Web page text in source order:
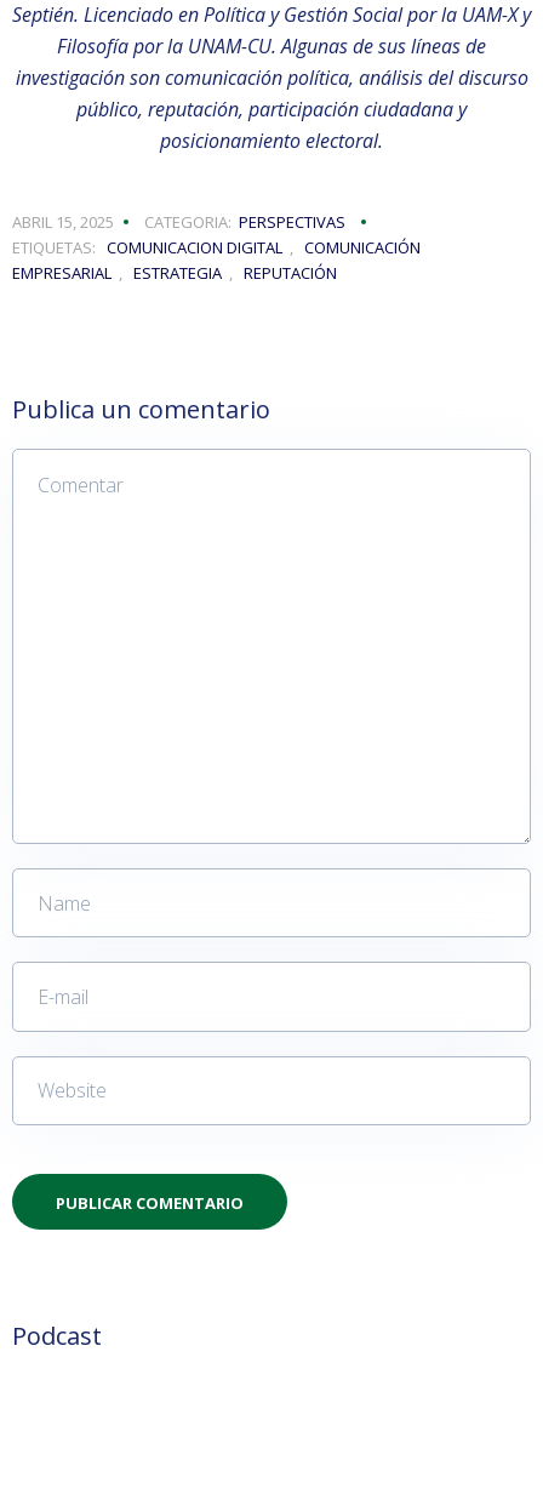
Septién. Licenciado en Política y Gestión Social por la UAM-X y
Filosofía por la UNAM-CU. Algunas de sus líneas de
investigación son comunicación política, análisis del discurso
público, reputación, participación ciudadana y
posicionamiento electoral.
ABRIL 15, 2025 CATEGORIA: PERSPECTIVAS
ETIQUETAS: COMUNICACION DIGITAL , COMUNICACIÓN
EMPRESARIAL , ESTRATEGIA , REPUTACIÓN
Publica un comentario
Podcast